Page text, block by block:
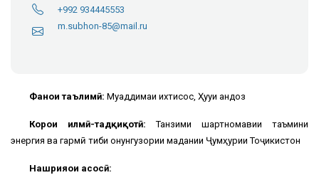
+992 934445553
m.subhon-85@mail.ru
Фанҳои таълимӣ: Муқаддимаи ихтисос, Ҳуқуқи андоз
Корҳои илмӣ-тадқиқотӣ: Танзими шартномавии таъмини
энергия ва гармӣ тибқи қонунгузории мадании Ҷумҳурии Тоҷикистон
Нашрияҳои асосӣ: